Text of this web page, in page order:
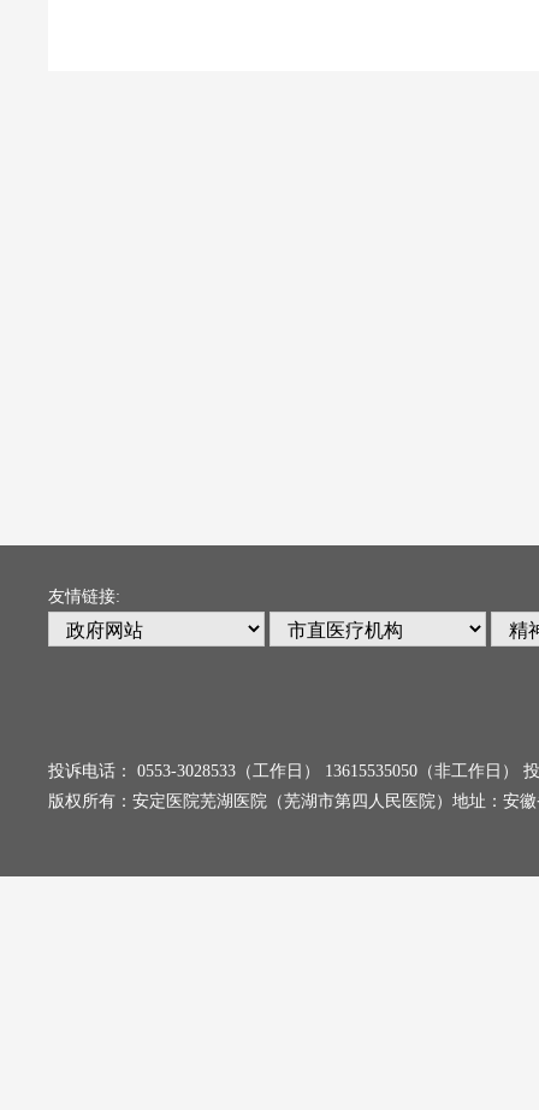
友情链接:
投诉电话： 0553-3028533（工作日） 13615535050（非工作日）
版权所有：安定医院芜湖医院（芜湖市第四人民医院）地址：